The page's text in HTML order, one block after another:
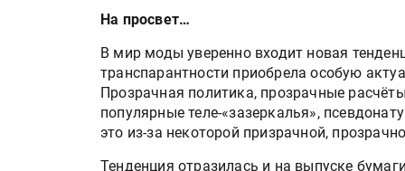
На просвет…
В мир моды уверенно входит новая
транспарантности приобрела особую
Прозрачная политика, прозрачные
популярные теле-«зазеркалья»,
это из-за некоторой призрачной,
Тенденция отразилась и на выпуске